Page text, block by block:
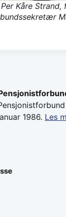
Kåre
1986. Les